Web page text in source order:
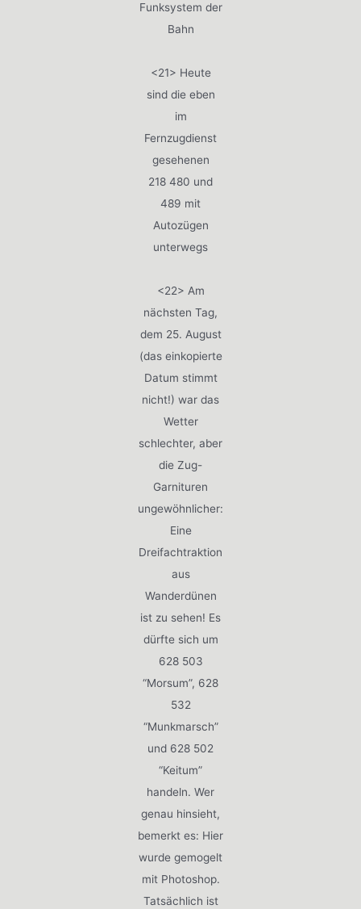
Funksystem der
Bahn
<21> Heute
sind die eben
im
Fernzugdienst
gesehenen
218 480 und
489 mit
Autozügen
unterwegs
<22> Am
nächsten Tag,
dem 25. August
(das einkopierte
Datum stimmt
nicht!) war das
Wetter
schlechter, aber
die Zug-
Garnituren
ungewöhnlicher:
Eine
Dreifachtraktion
aus
Wanderdünen
ist zu sehen! Es
dürfte sich um
628 503
“Morsum”, 628
532
“Munkmarsch”
und 628 502
“Keitum”
handeln. Wer
genau hinsieht,
bemerkt es: Hier
wurde gemogelt
mit Photoshop.
Tatsächlich ist